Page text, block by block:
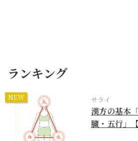
ランキング
NEW サライ
漢方の基本
臓・五行」